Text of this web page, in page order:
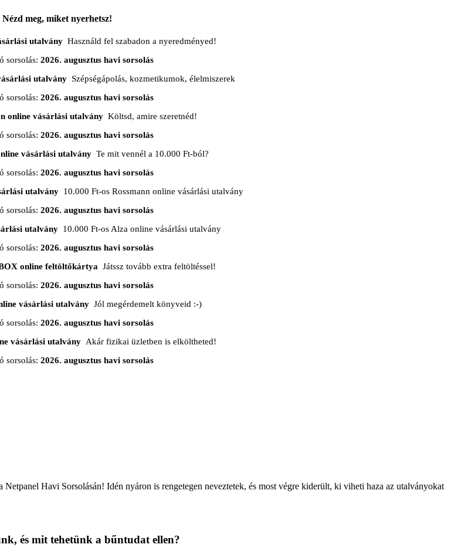
Nézd meg, miket nyerhetsz!
utalványHasználd fel szabadon a nyeredményed!
sorsolás: 2026. augusztus havi sorsolás
utalványSzépségápolás, kozmetikumok, élelmiszerek
sorsolás: 2026. augusztus havi sorsolás
online vásárlási utalvány Költsd, amire szeretnéd!
sorsolás: 2026. augusztus havi sorsolás
vásárlási utalvány Te mit vennél a 10.000 Ft-ból?
sorsolás: 2026. augusztus havi sorsolás
utalvány10.000 Ft-os Rossmann online vásárlási utalvány
sorsolás: 2026. augusztus havi sorsolás
utalvány10.000 Ft-os Alza online vásárlási utalvány
sorsolás: 2026. augusztus havi sorsolás
online feltöltőkártya Játssz tovább extra feltöltéssel!
sorsolás: 2026. augusztus havi sorsolás
vásárlási utalványJól megérdemelt könyveid :-)
sorsolás: 2026. augusztus havi sorsolás
vásárlási utalványAkár fizikai üzletben is elköltheted!
sorsolás: 2026. augusztus havi sorsolás
Havi Sorsolásán! Idén nyáron is rengetegen neveztetek, és most végre kiderült, ki viheti haza az utalványokat
és mit tehetünk a bűntudat ellen?